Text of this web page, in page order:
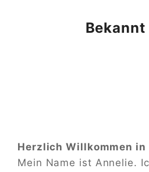
Bekannt
Herzlich Willkommen in
Mein Name ist Annelie.